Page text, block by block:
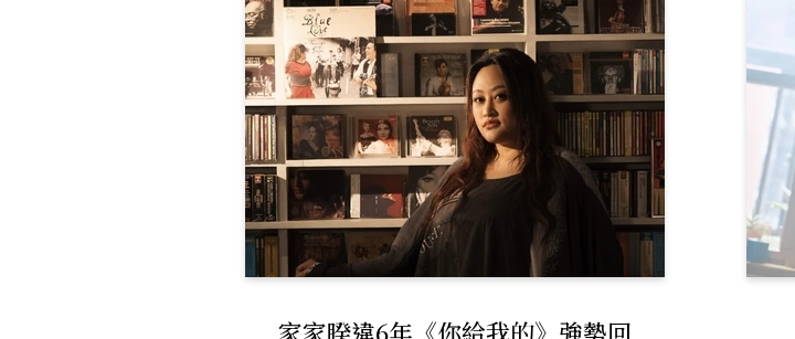
家家睽違6年《你給我的》強勢回